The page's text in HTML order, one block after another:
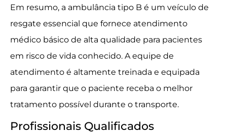
Em resumo, a ambulância tipo B é um veículo de
resgate essencial que fornece atendimento
médico básico de alta qualidade para pacientes
em risco de vida conhecido. A equipe de
atendimento é altamente treinada e equipada
para garantir que o paciente receba o melhor
tratamento possível durante o transporte.
Profissionais Qualificados